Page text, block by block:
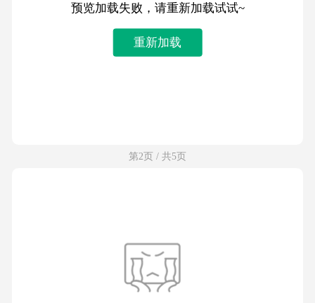
预览加载失败，请重新加载试试~
重新加载
第2页 / 共5页